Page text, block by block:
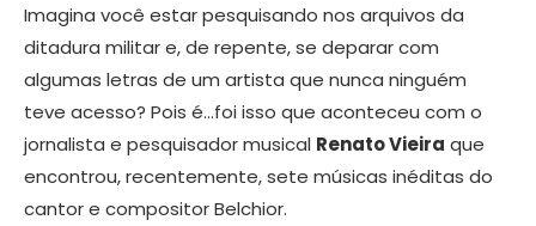
Imagina você estar pesquisando nos arquivos da
ditadura militar e, de repente, se deparar com
algumas letras de um artista que nunca ninguém
teve acesso? Pois é…foi isso que aconteceu com o
jornalista e pesquisador musical Renato Vieira que
encontrou, recentemente, sete músicas inéditas do
cantor e compositor Belchior.